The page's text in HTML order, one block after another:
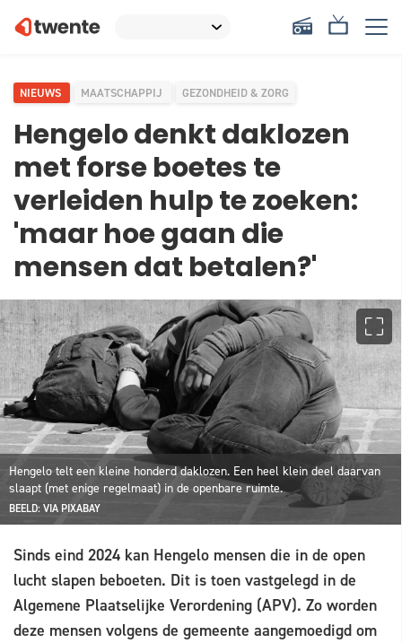
NIEUWS MAATSCHAPPIJ GEZONDHEID & ZORG
Hengelo denkt daklozen
met forse boetes te
verleiden hulp te zoeken:
'maar hoe gaan die
mensen dat betalen?'
Hengelo telt een kleine honderd daklozen. Een heel klein deel daarvan
slaapt (met enige regelmaat) in de openbare ruimte.
BEELD: VIA PIXABAY
Sinds eind 2024 kan Hengelo mensen die in de open
lucht slapen beboeten. Dit is toen vastgelegd in de
Algemene Plaatselijke Verordening (APV). Zo worden
deze mensen volgens de gemeente aangemoedigd om